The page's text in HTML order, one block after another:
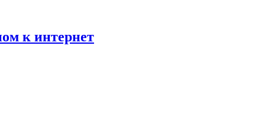
к интернет